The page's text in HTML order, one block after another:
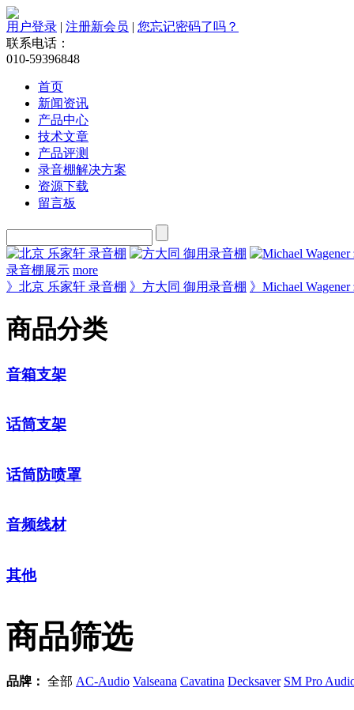
用户登录 | 注册新会员 | 您忘记密码了吗？
联系电话：
010-59396848
首页
新闻资讯
产品中心
技术文章
产品评测
录音棚解决方案
资源下载
留言板
录音棚展示 more
》北京 乐家轩 录音棚 》方大同 御用录音棚 》Michael
商品分类
音箱支架
话筒支架
话筒防喷罩
音频线材
其他
商品筛选
品牌： 全部 AC-Audio Valseana Cavatina Decksaver SM Pro